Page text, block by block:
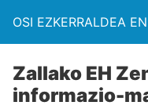
OSI EZKERRALDEA
Zallako EH
informazio-